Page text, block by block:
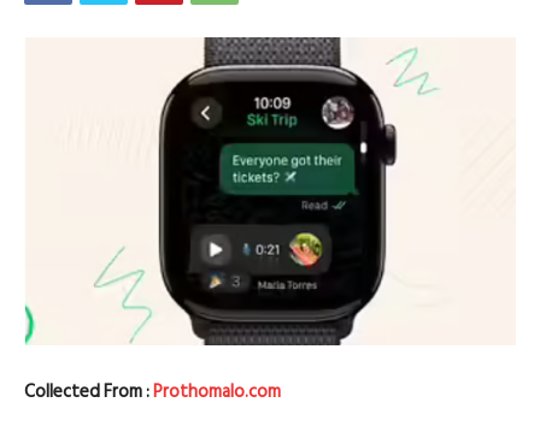
Collected From :Prothomalo.com